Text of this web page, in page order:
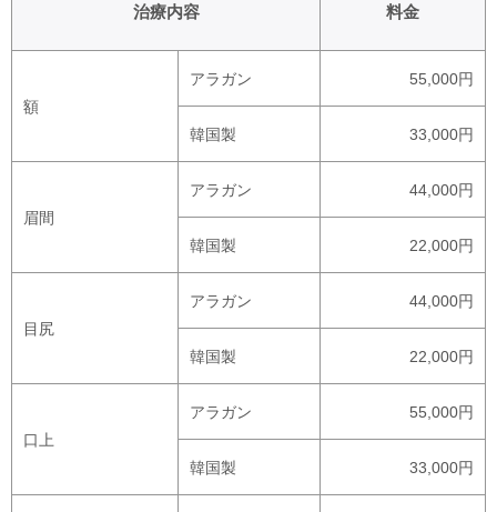
治療内容 料金
額
アラガン 55,000円
韓国製 33,000円
眉間
アラガン 44,000円
韓国製 22,000円
目尻
アラガン 44,000円
韓国製 22,000円
口上
アラガン 55,000円
韓国製 33,000円